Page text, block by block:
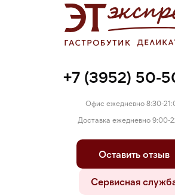
+7 (3952) 50-
Офис ежедневно 8:30-
Доставка ежедневно 9:00-
Оставить отзыв
Сервисная